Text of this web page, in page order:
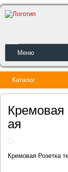
ОБРАТНЫЙ
Меню
Каталог
Кремовая
ая
Кремовая Розетка